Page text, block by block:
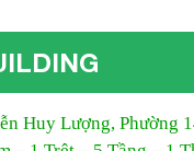
Huy Lượng, Phường